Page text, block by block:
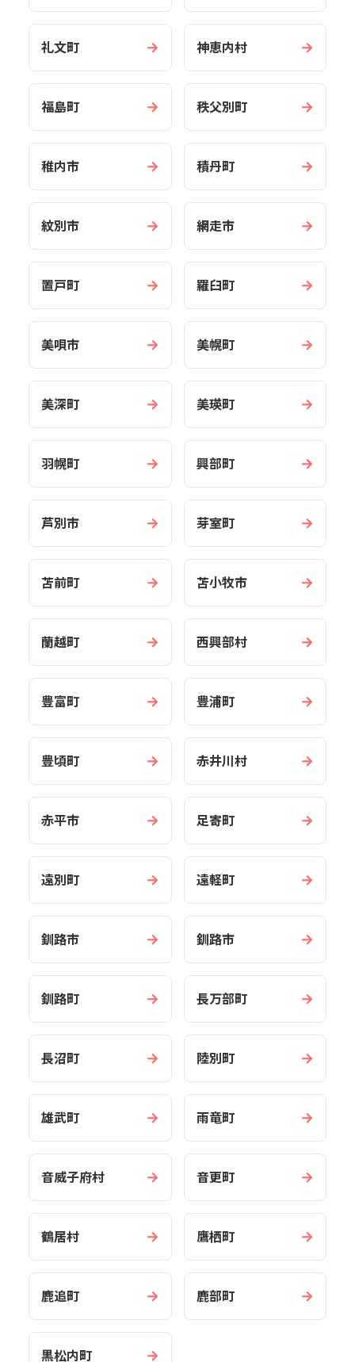
礼文町 → 神恵内村 →
福島町 → 秩父別町 →
稚内市 → 積丹町 →
紋別市 → 網走市 →
置戸町 → 羅臼町 →
美唄市 → 美幌町 →
美深町 → 美瑛町 →
羽幌町 → 興部町 →
芦別市 → 芽室町 →
苫前町 → 苫小牧市 →
蘭越町 → 西興部村 →
豊富町 → 豊浦町 →
豊頃町 → 赤井川村 →
赤平市 → 足寄町 →
遠別町 → 遠軽町 →
釧路市 → 釧路市 →
釧路町 → 長万部町 →
長沼町 → 陸別町 →
雄武町 → 雨竜町 →
音威子府村 → 音更町 →
鶴居村 → 鷹栖町 →
鹿追町 → 鹿部町 →
黒松内町 →